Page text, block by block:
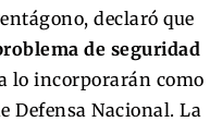
declaró que
de seguridad
lo incorporarán como
Defensa Nacional. La